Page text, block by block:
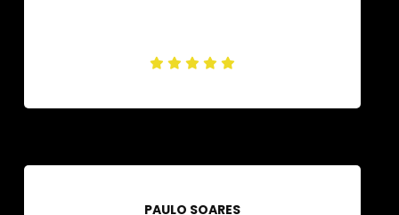
PAULO SOARES